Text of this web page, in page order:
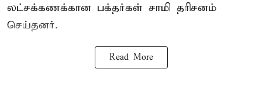
லட்சக்கணக்கான பக்தர்கள் சாமி தரிசனம்
செய்தனர்.
Read More